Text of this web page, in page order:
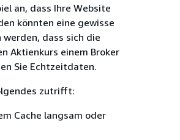
an, dass Ihre Website
könnten eine gewisse
dass sich die
Aktienkurs einem Broker
Sie Echtzeitdaten.
zutrifft:
Cache langsam oder